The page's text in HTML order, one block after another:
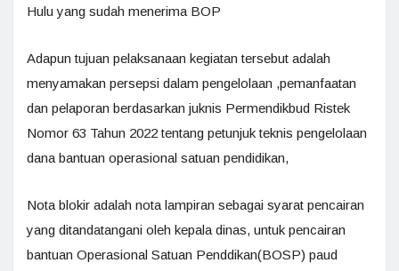
Hulu yang sudah menerima BOP
Adapun tujuan pelaksanaan kegiatan tersebut adalah
menyamakan persepsi dalam pengelolaan ,pemanfaatan
dan pelaporan berdasarkan juknis Permendikbud Ristek
Nomor 63 Tahun 2022 tentang petunjuk teknis pengelolaan
dana bantuan operasional satuan pendidikan,
Nota blokir adalah nota lampiran sebagai syarat pencairan
yang ditandatangani oleh kepala dinas, untuk pencairan
bantuan Operasional Satuan Penddikan(BOSP) paud